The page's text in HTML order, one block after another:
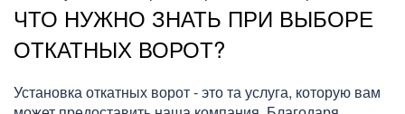
ЧТО НУЖНО ЗНАТЬ ПРИ ВЫБОРЕ
ОТКАТНЫХ ВОРОТ?
Установка откатных ворот - это та услуга, которую вам